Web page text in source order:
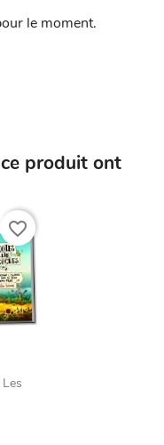
le moment.
produit ont
favorite_border